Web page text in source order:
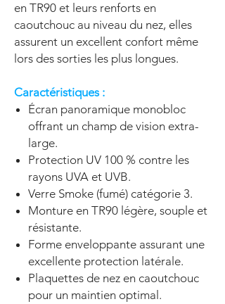
en TR90 et leurs renforts en
caoutchouc au niveau du nez, elles
assurent un excellent confort même
lors des sorties les plus longues.
Caractéristiques :
Écran panoramique monobloc
offrant un champ de vision extra-
large.
Protection UV 100 % contre les
rayons UVA et UVB.
Verre Smoke (fumé) catégorie 3.
Monture en TR90 légère, souple et
résistante.
Forme enveloppante assurant une
excellente protection latérale.
Plaquettes de nez en caoutchouc
pour un maintien optimal.